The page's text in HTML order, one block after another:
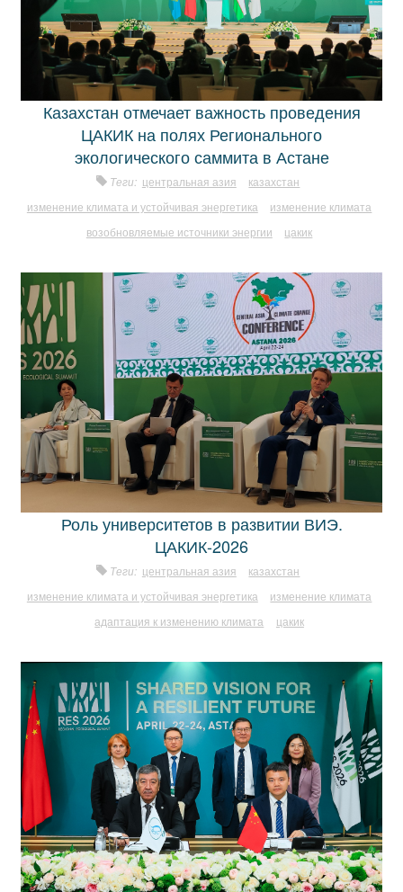
Казахстан отмечает важность проведения
ЦАКИК на полях Регионального
экологического саммита в Астане
Теги: центральная азия
казахстан
изменение климата и устойчивая энергетика
изменение климата
возобновляемые источники энергии
цакик
Роль университетов в развитии ВИЭ.
ЦАКИК-2026
Теги: центральная азия
казахстан
изменение климата и устойчивая энергетика
изменение климата
адаптация к изменению климата
цакик